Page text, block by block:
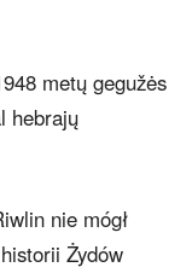
metų gegužės
hebrajų
nie mógł
Żydów